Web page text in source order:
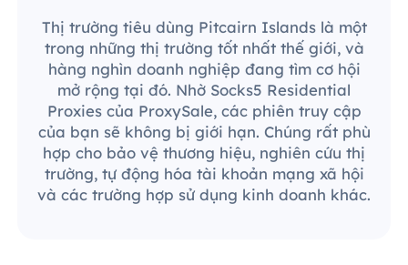
Thị trường tiêu dùng Pitcairn Islands là một
trong những thị trường tốt nhất thế giới, và
hàng nghìn doanh nghiệp đang tìm cơ hội
mở rộng tại đó. Nhờ Socks5 Residential
Proxies của ProxySale, các phiên truy cập
của bạn sẽ không bị giới hạn. Chúng rất phù
hợp cho bảo vệ thương hiệu, nghiên cứu thị
trường, tự động hóa tài khoản mạng xã hội
và các trường hợp sử dụng kinh doanh khác.